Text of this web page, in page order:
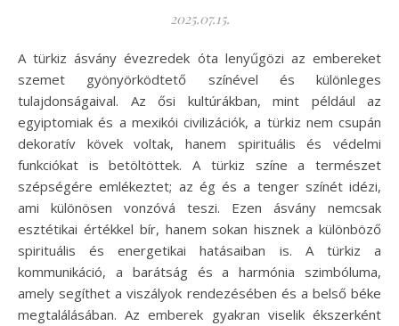
2025.07.15.
A türkiz ásvány évezredek óta lenyűgözi az embereket
szemet gyönyörködtető színével és különleges
tulajdonságaival. Az ősi kultúrákban, mint például az
egyiptomiak és a mexikói civilizációk, a türkiz nem csupán
dekoratív kövek voltak, hanem spirituális és védelmi
funkciókat is betöltöttek. A türkiz színe a természet
szépségére emlékeztet; az ég és a tenger színét idézi,
ami különösen vonzóvá teszi. Ezen ásvány nemcsak
esztétikai értékkel bír, hanem sokan hisznek a különböző
spirituális és energetikai hatásaiban is. A türkiz a
kommunikáció, a barátság és a harmónia szimbóluma,
amely segíthet a viszályok rendezésében és a belső béke
megtalálásában. Az emberek gyakran viselik ékszerként